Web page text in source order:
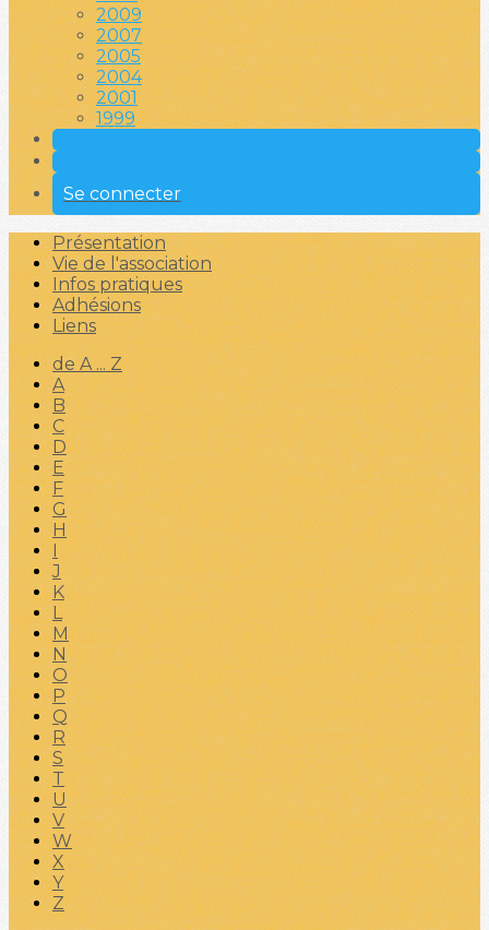
2009
2007
2005
2004
2001
1999
Se connecter
Présentation
Vie de l'association
Infos pratiques
Adhésions
Liens
de A ... Z
A
B
C
D
E
F
G
H
I
J
K
L
M
N
O
P
Q
R
S
T
U
V
W
X
Y
Z